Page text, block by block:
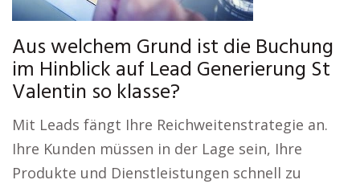
Aus welchem Grund ist die Buchung
im Hinblick auf Lead Generierung St
Valentin so klasse?
Mit Leads fängt Ihre Reichweitenstrategie an.
Ihre Kunden müssen in der Lage sein, Ihre
Produkte und Dienstleistungen schnell zu